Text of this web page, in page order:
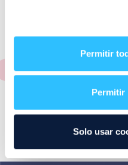
Permitir
Permitir
Solo usar
cada una de nuestras
también un plano de los
consultar o el alfabeto